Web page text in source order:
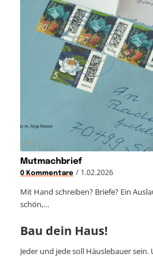
Mutmachbrief
0 Kommentare / 1.02.2026
Mit Hand schreiben? Briefe? Ein
schön,…
Bau dein Haus!
Jeder und jede soll Häuslebauer